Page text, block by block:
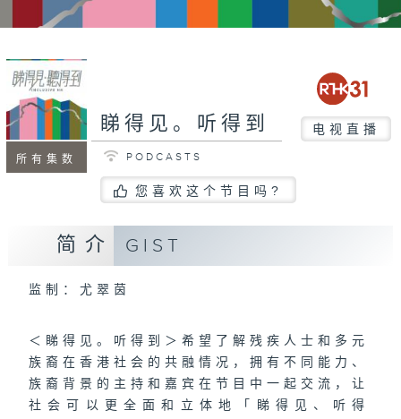
所有集数
睇得见。听得到 电视直播
PODCASTS
您喜欢这个节目吗?
简介 GIST
监制：尤翠茵
＜睇得见。听得到＞希望了解残疾人士和多元
族裔在香港社会的共融情况，拥有不同能力、
族裔背景的主持和嘉宾在节目中一起交流，让
社会可以更全面和立体地「睇得见、听得